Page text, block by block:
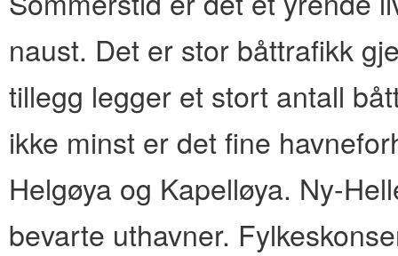
naust. Det er stor båttrafikk
tillegg legger et stort antall
ikke minst er det fine
Helgøya og Kapelløya. Ny-
bevarte uthavner.